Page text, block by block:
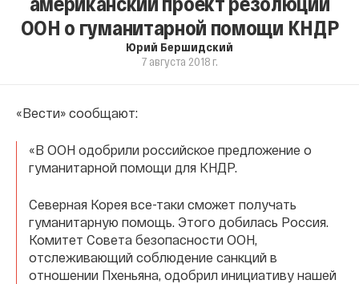
ООН о гуманитарной помощи КНДР
Юрий Бершидский
7 августа 2018 г.
«Вести» сообщают:
«В ООН одобрили российское предложение о
гуманитарной помощи для КНДР.
Северная Корея все-таки сможет получать
гуманитарную помощь. Этого добилась Россия.
Комитет Совета безопасности ООН,
отслеживающий соблюдение санкций в
отношении Пхеньяна, одобрил инициативу нашей